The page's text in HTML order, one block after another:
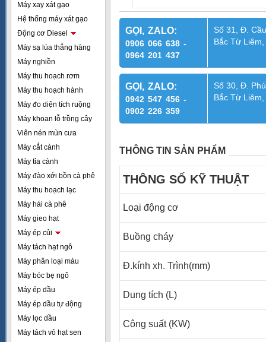
Máy xay xát gạo
Hệ thống máy xát gạo
Động cơ Diesel
Máy sạ lúa thẳng hàng
Máy nghiền
Máy thu hoạch rơm
Máy thu hoạch hành
Máy đo diện tích ruộng
Máy khoan lỗ trồng cây
Viên nén mùn cưa
Máy cắt cành
Máy tỉa cành
Máy đào xới bồn cà phê
Máy thu hoạch lạc
Máy hái cà phê
Máy gieo hạt
Máy ép củi
Máy tách hạt ngô
Máy phân loại màu
Máy bóc bẹ ngô
Máy ép dầu
Máy ép dầu tự động
Máy lọc dầu
Máy tách vỏ hạt sen
GỌI, ZALO:
0906 066 638 -
0964 201 437
Số 31, Đ.
Bắc Từ
GỌI, ZALO:
0942 547 456 -
0902 226 359
Số 30, Đ.
Bắc Từ
THÔNG TIN SẢN PHẨM
THÔNG SỐ KỸ THUẬT
Loại động cơ
Buồng cháy
Đ.kính xh. Trình(mm)
Dung tích (L)
Công suất (KW)